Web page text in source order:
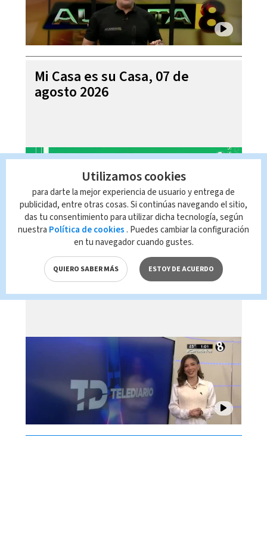
Mi Casa es su Casa, 07 de
agosto 2026
Telediario En Directo con Paula
Brenes, 07 de agosto 2026
Utilizamos cookies
para darte la mejor experiencia de usuario y entrega de
publicidad, entre otras cosas. Si continúas navegando el sitio,
das tu consentimiento para utilizar dicha tecnología, según
nuestra Política de cookies . Puedes cambiar la configuración
en tu navegador cuando gustes.
QUIERO SABER MÁS ESTOY DE ACUERDO